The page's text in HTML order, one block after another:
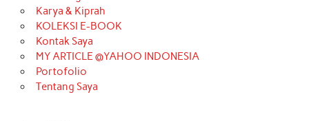
Karya & Kiprah
KOLEKSI E-BOOK
Kontak Saya
MY ARTICLE @YAHOO INDONESIA
Portofolio
Tentang Saya